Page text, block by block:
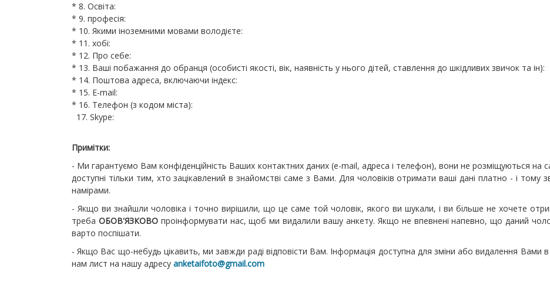
* 8. Освіта:
* 9. професія:
* 10. Якими іноземними мовами володієте:
* 11. хобі:
* 12. Про себе:
* 13. Ваші побажання до обранця (особисті якості, вік, наявність у нього дітей, ставлення до шкідливих звичок та ін):
* 14. Поштова адреса, включаючи індекс:
* 15. E-mail:
* 16. Телефон (з кодом міста):
17. Skype:
Примітки:
- Ми гарантуємо Вам конфіденційність Ваших контактних даних (e-mail, адреса і телефон), вони не розміщуються на
доступні тільки тим, хто зацікавлений в знайомстві саме з Вами. Для чоловіків отримати ваші дані платно - і тому
намірами.
- Якщо ви знайшли чоловіка і точно вирішили, що це саме той чоловік, якого ви шукали, і ви більше не хочете
треба ОБОВ'ЯЗКОВОпроінформувати нас, щоб ми видалили вашу анкету. Якщо не впевнені напевно, що даний
варто поспішати.
- Якщо Вас що-небудь цікавить, ми завжди раді відповісти Вам. Інформація доступна для зміни або видалення Вами
нам лист на нашу адресу anketaifoto@gmail.com